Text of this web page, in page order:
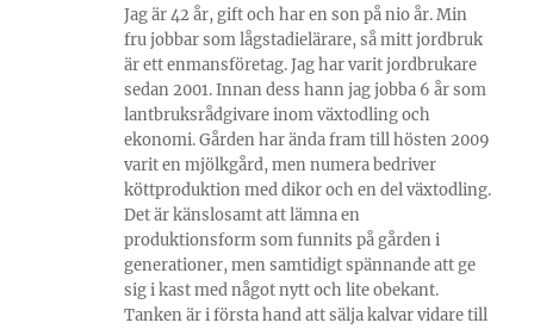
Jag är 42 år, gift och har en son på nio år. Min
fru jobbar som lågstadielärare, så mitt jordbruk
är ett enmansföretag. Jag har varit jordbrukare
sedan 2001. Innan dess hann jag jobba 6 år som
lantbruksrådgivare inom växtodling och
ekonomi. Gården har ända fram till hösten 2009
varit en mjölkgård, men numera bedriver
köttproduktion med dikor och en del växtodling.
Det är känslosamt att lämna en
produktionsform som funnits på gården i
generationer, men samtidigt spännande att ge
sig i kast med något nytt och lite obekant.
Tanken är i första hand att sälja kalvar vidare till